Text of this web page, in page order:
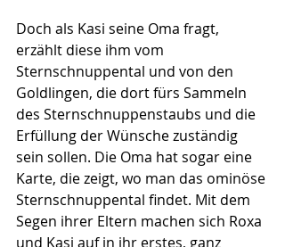
Doch als Kasi seine Oma fragt,
erzählt diese ihm vom
Sternschnuppental und von den
Goldlingen, die dort fürs Sammeln
des Sternschnuppenstaubs und die
Erfüllung der Wünsche zuständig
sein sollen. Die Oma hat sogar eine
Karte, die zeigt, wo man das ominöse
Sternschnuppental findet. Mit dem
Segen ihrer Eltern machen sich Roxa
und Kasi auf in ihr erstes, ganz